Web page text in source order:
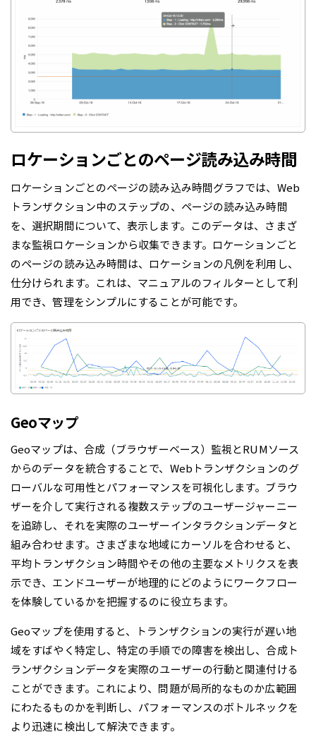
ロケーションごとのページ読み込み時間
ロケーションごとのページの読み込み時間グラフでは、Web
トランザクション中のステップの、ページの読み込み時間
を、選択期間について、表示します。このデータは、さまざ
まな監視ロケーションから収集できます。ロケーションごと
のページの読み込み時間は、ロケーションの凡例を利用し、
仕分けられます。これは、マニュアルのフィルターとして利
用でき、管理をシンプルにすることが可能です。
Geoマップ
Geoマップは、合成（ブラウザーベース）監視とRUMソース
からのデータを統合することで、Webトランザクションのグ
ローバルな可用性とパフォーマンスを可視化します。ブラウ
ザーを介して実行される複数ステップのユーザージャーニー
を追跡し、それを実際のユーザーインタラクションデータと
組み合わせます。さまざまな地域にカーソルを合わせると、
平均トランザクション時間やその他の主要なメトリクスを表
示でき、エンドユーザーが地理的にどのようにワークフロー
を体験しているかを把握するのに役立ちます。
Geoマップを使用すると、トランザクションの実行が遅い地
域をすばやく特定し、特定の手順での障害を検出し、合成ト
ランザクションデータを実際のユーザーの行動と関連付ける
ことができます。これにより、問題が局所的なものか広範囲
にわたるものかを判断し、パフォーマンスのボトルネックを
より迅速に検出して解決できます。